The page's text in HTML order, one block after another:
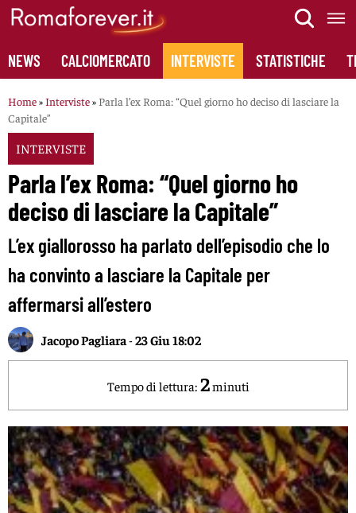
Skip
content
NEWS CALCIOMERCATO INTERVISTE STATISTICHE
Home»Interviste» Parla l’ex Roma: “Quel giorno ho deciso di lasciare la
Capitale”
INTERVISTE
Parla l’ex Roma: “Quel giorno ho
deciso di lasciare la Capitale”
L’ex giallorosso ha parlato dell’episodio che lo
ha convinto a lasciare la Capitale per
affermarsi all’estero
Jacopo Pagliara -23 Giu 18:02
Tempo di lettura: 2minuti